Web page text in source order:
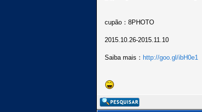
cupão：8PHOTO
2015.10.26-2015.11.10
Saiba mais： http://goo.gl/ibH0e1